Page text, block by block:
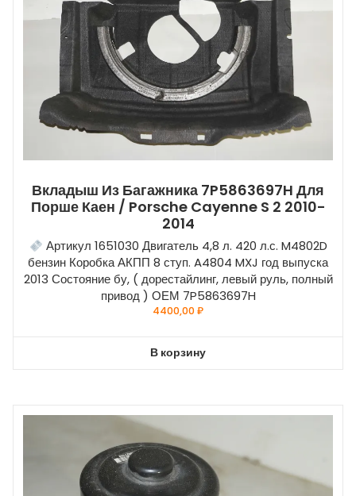
Вкладыш Из Багажника 7P5863697H Для
Порше Каен / Porsche Cayenne S 2 2010-
2014
Артикул 1651030 Двигатель 4,8 л. 420 л.с. M4802D
бензин Коробка АКПП 8 ступ. A4804 MXJ год выпуска
2013 Состояние бу, ( дорестайлинг, левый руль, полный
привод ) ОЕМ 7P5863697H
4400,00₽
В корзину